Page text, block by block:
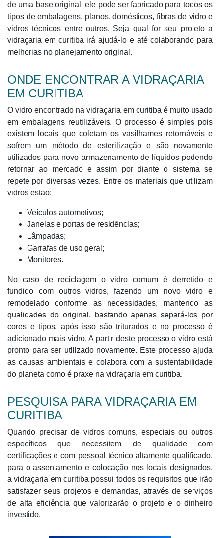
de uma base original, ele pode ser fabricado para todos os
tipos de embalagens, planos, domésticos, fibras de vidro e
vidros técnicos entre outros. Seja qual for seu projeto a
vidraçaria em curitiba irá ajudá-lo e até colaborando para
melhorias no planejamento original.
ONDE ENCONTRAR A VIDRAÇARIA
EM CURITIBA
O vidro encontrado na vidraçaria em curitiba é muito usado
em embalagens reutilizáveis. O processo é simples pois
existem locais que coletam os vasilhames retornáveis e
sofrem um método de esterilização e são novamente
utilizados para novo armazenamento de líquidos podendo
retornar ao mercado e assim por diante o sistema se
repete por diversas vezes. Entre os materiais que utilizam
vidros estão:
Veículos automotivos;
Janelas e portas de residências;
Lâmpadas;
Garrafas de uso geral;
Monitores.
No caso de reciclagem o vidro comum é derretido e
fundido com outros vidros, fazendo um novo vidro e
remodelado conforme as necessidades, mantendo as
qualidades do original, bastando apenas separá-los por
cores e tipos, após isso são triturados e no processo é
adicionado mais vidro. A partir deste processo o vidro está
pronto para ser utilizado novamente. Este processo ajuda
as causas ambientais e colabora com a sustentabilidade
do planeta como é praxe na vidraçaria em curitiba.
PESQUISA PARA VIDRAÇARIA EM
CURITIBA
Quando precisar de vidros comuns, especiais ou outros
específicos que necessitem de qualidade com
certificações e com pessoal técnico altamente qualificado,
para o assentamento e colocação nos locais designados,
a vidraçaria em curitiba possui todos os requisitos que irão
satisfazer seus projetos e demandas, através de serviços
de alta eficiência que valorizarão o projeto e o dinheiro
investido.